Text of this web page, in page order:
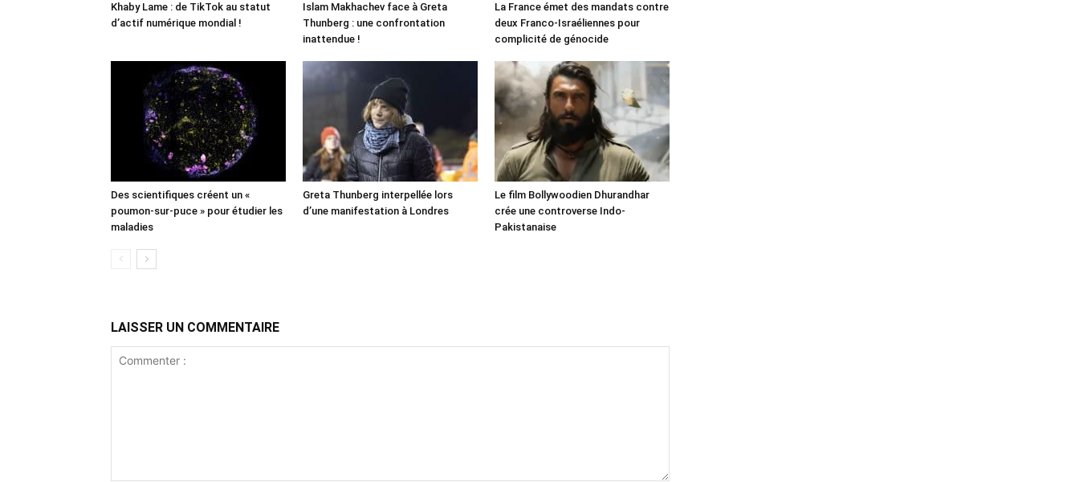
Khaby Lame : de TikTok au statut
d’actif numérique mondial !
Islam Makhachev face à Greta
Thunberg : une confrontation
inattendue !
La France émet des mandats contre
deux Franco-Israéliennes pour
complicité de génocide
Des scientifiques créent un «
poumon-sur-puce » pour étudier les
maladies
Greta Thunberg interpellée lors
d’une manifestation à Londres
Le film Bollywoodien Dhurandhar
crée une controverse Indo-
Pakistanaise
LAISSER UN COMMENTAIRE